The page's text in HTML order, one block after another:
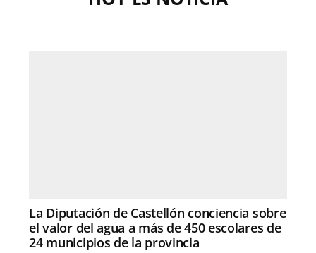
La Diputación de Castellón conciencia sobre
el valor del agua a más de 450 escolares de
24 municipios de la provincia